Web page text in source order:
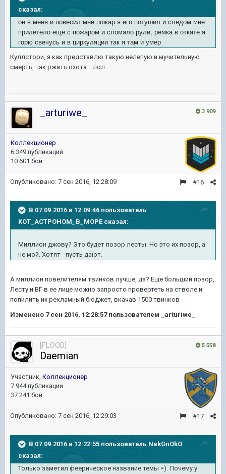
сказал:
он в меня и повесил мне пожар я его потушил и следом мне
прилетело еще с пожаром и сломало рули, ремка в откате я
горю свечусь и в циркуляции так я там и умер
Куллстори, я как представлю такую нелепую и мучительную
смерть, так ржать охота... лол
3 909
_arturiwe_
Коллекционер
6 349 публикаций
10 601 бой
#16
Опубликовано: 7 сен 2016, 12:28:09
В 07.09.2016 в 12:09:46 пользователь
KOT_ACTPOHOM_B_MOPE сказал:
Миллион джову? Это будет позор лесты. Но это их позор, а
не мой. Хотят - пусть дают.
А миллион повелителям твинков лучше, да? Еще больший позор,
Лесту и ВГ в ее лице можно запросто провертеть на стволе и
попилить их рекламный бюджет, вкачав 1500 твинков
Изменено 7 сен 2016, 12:28:57пользователем _arturiwe_
5 558
[FLOOD]
Daemian
Участник, Коллекционер
7 944 публикации
37 241 бой
#17
Опубликовано: 7 сен 2016, 12:29:03
В 07.09.2016 в 12:22:55 пользователь NekOnOkO
сказал:
Только заметил феерическое название темы =). Почему у